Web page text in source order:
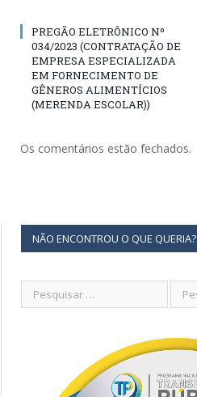
PREGÃO ELETRÔNICO Nº
034/2023 (CONTRATAÇÃO DE
EMPRESA ESPECIALIZADA
EM FORNECIMENTO DE
GÊNEROS ALIMENTÍCIOS
(MERENDA ESCOLAR))
Os comentários estão fechados.
NÃO ENCONTROU O QUE QUERIA?